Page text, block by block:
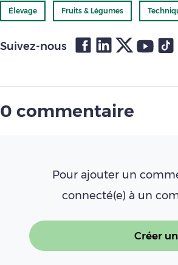
Élevage Fruits & Légumes
Suivez-nous
0 commentaire
Pour ajouter un
connecté(e) à un
Créer